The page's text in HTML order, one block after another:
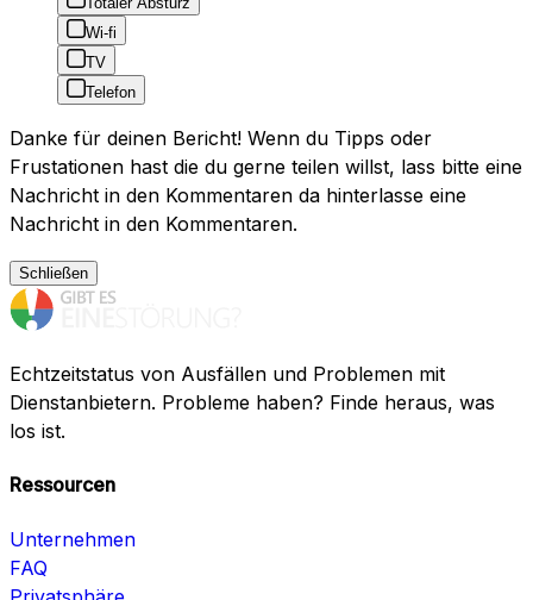
Wi-fi
TV
Telefon
Danke für deinen Bericht! Wenn du Tipps oder
Frustationen hast die du gerne teilen willst, lass bitte eine
Nachricht in den Kommentaren da hinterlasse eine
Nachricht in den Kommentaren.
Schließen
Echtzeitstatus von Ausfällen und Problemen mit
Dienstanbietern. Probleme haben? Finde heraus, was
los ist.
Ressourcen
Unternehmen
FAQ